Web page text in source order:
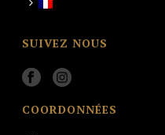
SUIVEZ NOUS
COORDONNÉES